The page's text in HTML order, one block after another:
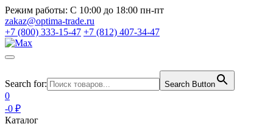
Режим работы: С 10:00 до 18:00 пн-пт
zakaz@optima-trade.ru
+7 (800) 333-15-47 +7 (812) 407-34-47
Search for: Search Button
0
-0 ₽
Каталог